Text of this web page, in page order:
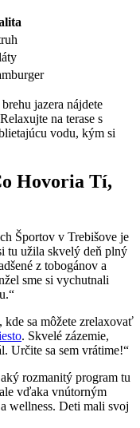
jazera nájdete
na terase s​
vodu, kým‍ si
Hovoria ⁢Tí,
Športov v Trebišove je
tu užila skvelý deň plný
z tobogánov a
sme si‍ vychutnali
sa môžete zrelaxovať
. Skvelé⁣ zázemie,⁣
Určite sa sem ⁣vrátime!“
rozmanitý program tu
vďaka vnútorným
wellness. Deti mali svoj